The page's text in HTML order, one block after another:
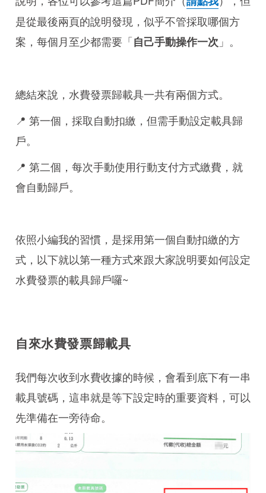
是從最後兩頁的說明發現，似乎不管採取哪個方
案，每個月至少都需要「自己手動操作一次 」。
總結來說，水費發票歸載具一共有兩個方式。
📍 第一個，採取自動扣繳，但需手動設定載具歸
戶。
📍 第二個，每次手動使用行動支付方式繳費，就
會自動歸戶。
依照小編我的習慣，是採用第一個自動扣繳的方
式，以下就以第一種方式來跟大家說明要如何設定
水費發票的載具歸戶囉~
自來水費發票歸載具
我們每次收到水費收據的時候，會看到底下有一串
載具號碼，這串就是等下設定時的重要資料，可以
先準備在一旁待命。